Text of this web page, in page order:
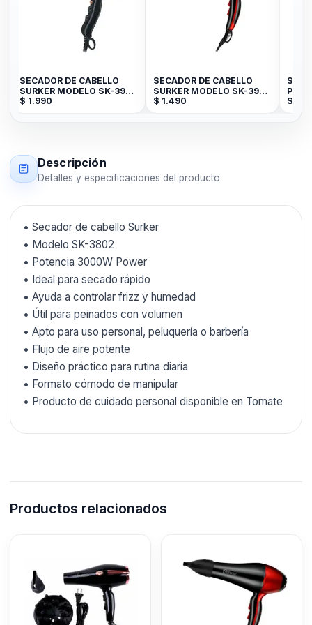
SECADOR DE CABELLO
SURKER MODELO SK-3901
- 3000 POWER
$ 1.990
SECADOR DE CABELLO
SURKER MODELO SK-3902
2000W POWER
$ 1.490
$
Descripción
Detalles y especificaciones del producto
• Secador de cabello Surker
• Modelo SK-3802
• Potencia 3000W Power
• Ideal para secado rápido
• Ayuda a controlar frizz y humedad
• Útil para peinados con volumen
• Apto para uso personal, peluquería o barbería
• Flujo de aire potente
• Diseño práctico para rutina diaria
• Formato cómodo de manipular
• Producto de cuidado personal disponible en Tomate
Productos relacionados